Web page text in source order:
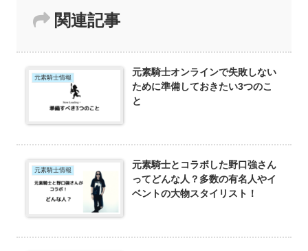
関連記事
元素騎士情報
元素騎士オンラインで失敗しない
ために準備しておきたい3つのこ
と
元素騎士情報
元素騎士とコラボした野口強さん
ってどんな人？多数の有名人やイ
ベントの大物スタイリスト！